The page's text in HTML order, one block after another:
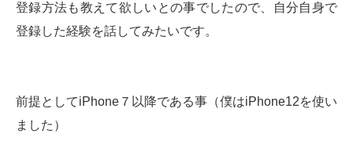
登録方法も教えて欲しいとの事でしたので、自分自身で
登録した経験を話してみたいです。
前提としてiPhone７以降である事（僕はiPhone12を使い
ました）